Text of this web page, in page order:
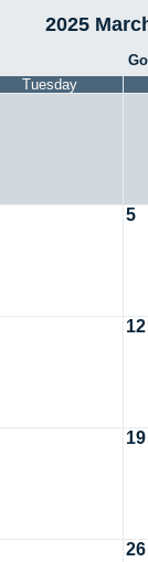
2025
Tuesday
5
12
19
26